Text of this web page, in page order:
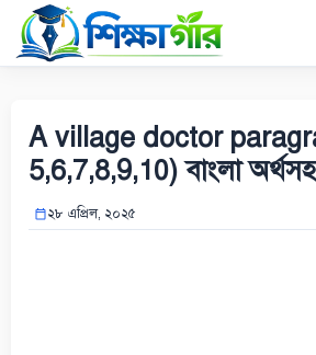
Skip
content
A village doctor
5,6,7,8,9,10) বাংলা অর্থসহ
২৮ এপ্রিল, ২০২৫